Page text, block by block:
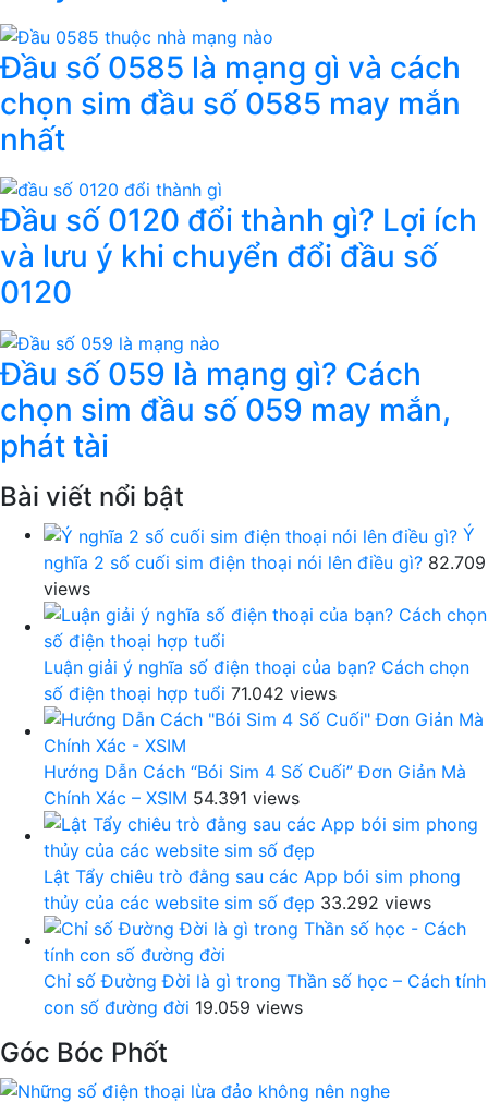
Đầu số 0585 là mạng gì và cách
chọn sim đầu số 0585 may mắn
nhất
Đầu số 0120 đổi thành gì? Lợi ích
và lưu ý khi chuyển đổi đầu số
0120
Đầu số 059 là mạng gì? Cách
chọn sim đầu số 059 may mắn,
phát tài
Bài viết nổi bật
Ý
nghĩa 2 số cuối sim điện thoại nói lên điều gì? 82.709
views
Luận giải ý nghĩa số điện thoại của bạn? Cách chọn
số điện thoại hợp tuổi 71.042 views
Hướng Dẫn Cách “Bói Sim 4 Số Cuối” Đơn Giản Mà
Chính Xác – XSIM 54.391 views
Lật Tẩy chiêu trò đằng sau các App bói sim phong
thủy của các website sim số đẹp 33.292 views
Chỉ số Đường Đời là gì trong Thần số học – Cách tính
con số đường đời 19.059 views
Góc Bóc Phốt